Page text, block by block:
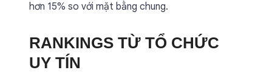
hơn 15% so với mặt bằng chung.
RANKINGS TỪ TỔ CHỨC
UY TÍN